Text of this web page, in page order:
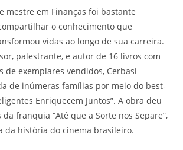
mestre em Finanças foi bastante
o conhecimento que
vidas ao longo de sua carreira.
palestrante, e autor de 16 livros com
de exemplares vendidos, Cerbasi
de inúmeras famílias por meio do best-
Enriquecem Juntos”. A obra deu
franquia “Até que a Sorte nos Separe”,
da história do cinema brasileiro.